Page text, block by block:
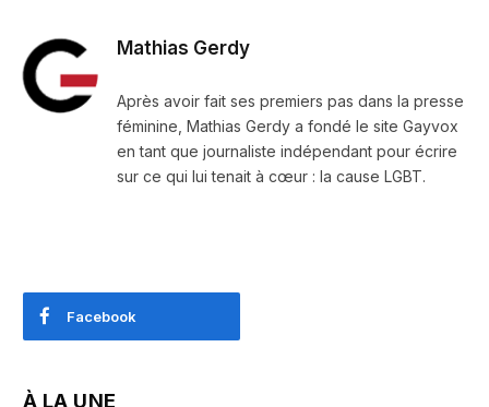
Mathias Gerdy
Après avoir fait ses premiers pas dans la presse
féminine, Mathias Gerdy a fondé le site Gayvox
en tant que journaliste indépendant pour écrire
sur ce qui lui tenait à cœur : la cause LGBT.
Facebook
À LA UNE